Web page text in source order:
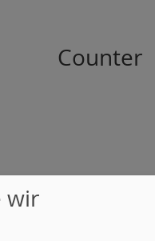
Counter
Artikel
2022
wir